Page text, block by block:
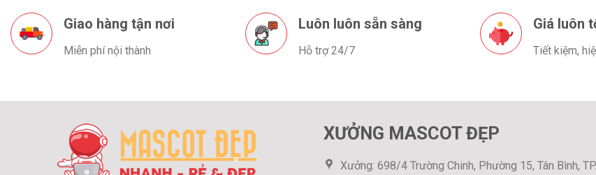
Giao hàng tận nơi
Miễn phí nội thành
Luôn luôn sẵn sàng
Hỗ trợ 24/7
Giá luôn
Tiết kiệm,
XƯỞNG MASCOT ĐẸP
Xưởng: 698/4 Trường Chinh, Phường 15, Tân Bình,